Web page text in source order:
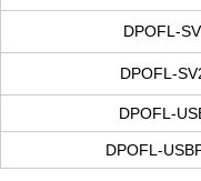
DPOFL-
DPOFL-
DPOFL-
DPOFL-